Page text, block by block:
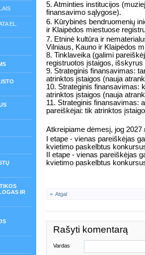
EL.
IR
5. Atminties institucijos
finansavimo sąlygose).
6. Kūrybinės bendruomenių
ir Klaipėdos miestuose
7. Etninė kultūra ir
Vilniaus, Kauno ir Klaipėdos
8. Tinklaveika (galimi
registruotos įstaigos,
9. Strateginis finansavimas:
atrinktos įstaigos (nauja
10. Strateginis finansavimas:
atrinktos įstaigos (nauja
11. Strateginis finansavimas:
pareiškėjai: tik atrinktos
Atkreipiame dėmesį, jog
I etape - vienas pareiškėjas
kvietimo paskelbtus
II etape - vienas pareiškėjas
kvietimo paskelbtus
Atgal
Rašyti komentarą
Vardas